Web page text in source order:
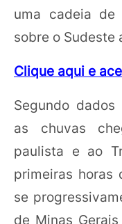
uma cadeia de
sobre o Sudeste
Clique aqui e
Segundo
as chuvas
paulista e ao
primeiras horas
se
de Minas